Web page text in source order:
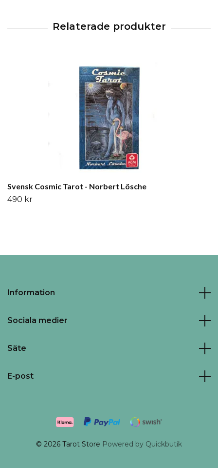
Svensk Cosmic Tarot - Norbert Lösche
490 kr
Information
Sociala medier
Säte
E-post
© 2026 Tarot Store Powered by Quickbutik